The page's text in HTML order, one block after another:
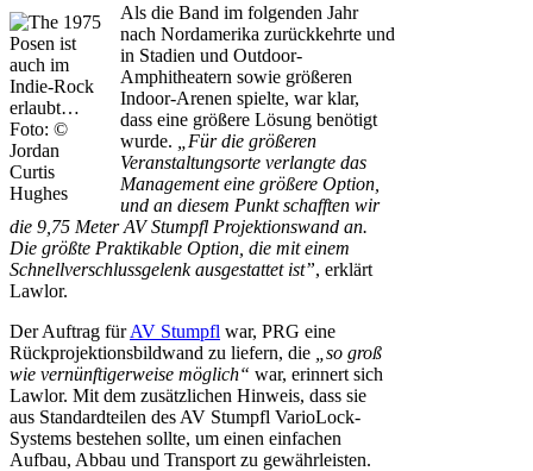
Posen ist
auch im
Indie-Rock
erlaubt…
Foto: ©
Jordan
Curtis
Hughes
Als die Band im folgenden Jahr
nach Nordamerika zurückkehrte und
in Stadien und Outdoor-
Amphitheatern sowie größeren
Indoor-Arenen spielte, war klar,
dass eine größere Lösung benötigt
wurde.
„Für die größeren
Veranstaltungsorte verlangte das
Management eine größere Option,
und an diesem Punkt schafften wir
die 9,75 Meter AV Stumpfl Projektionswand an.
Die größte Praktikable Option, die mit einem
Schnellverschlussgelenk ausgestattet ist”, erklärt
Lawlor.
Der Auftrag fürAV Stumpfl war, PRG eine
Rückprojektionsbildwand zu liefern, die
„so groß
wie vernünftigerweise möglich“ war, erinnert sich
Lawlor. Mit dem zusätzlichen Hinweis, dass sie
aus Standardteilen des AV Stumpfl VarioLock-
Systems bestehen sollte, um einen einfachen
Aufbau, Abbau und Transport zu gewährleisten.